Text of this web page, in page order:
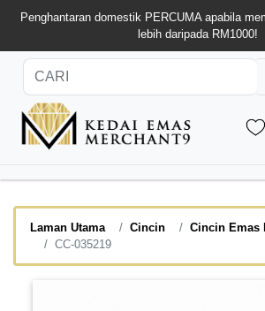
Penghantaran domestik PERCUMA apabila
lebih daripada RM1000!
Laman Utama Cincin
Cincin Emas
CC-035219